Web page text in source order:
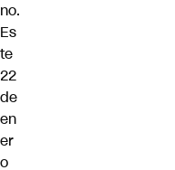
no.
Es
te
22
de
en
er
o